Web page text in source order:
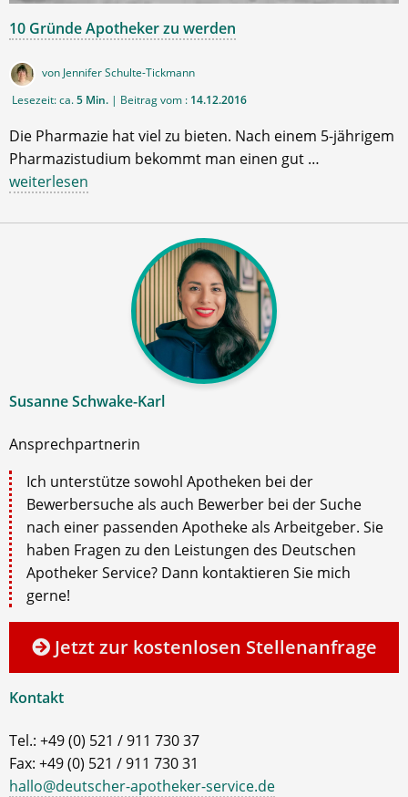
10 Gründe Apotheker zu werden
von Jennifer Schulte-Tickmann
Lesezeit: ca.5 Min. | Beitrag vom : 14.12.2016
Die Pharmazie hat viel zu bieten. Nach einem 5-jährigem
Pharmazistudium bekommt man einen gut …
weiterlesen
Susanne Schwake-Karl
Ansprechpartnerin
Ich unterstütze sowohl Apotheken bei der
Bewerbersuche als auch Bewerber bei der Suche
nach einer passenden Apotheke als Arbeitgeber. Sie
haben Fragen zu den Leistungen des Deutschen
Apotheker Service? Dann kontaktieren Sie mich
gerne!
Jetzt zur kostenlosen Stellenanfrage
Kontakt
Tel.: +49 (0) 521 / 911 730 37
Fax: +49 (0) 521 / 911 730 31
hallo@deutscher-apotheker-service.de